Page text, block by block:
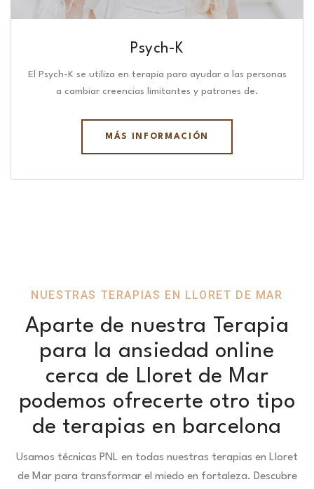
Psych-K
El Psych-K se utiliza en terapia para ayudar a las personas
a cambiar creencias limitantes y patrones de.
MÁS INFORMACIÓN
NUESTRAS TERAPIAS EN LLORET DE MAR
Aparte de nuestra Terapia
para la ansiedad online
cerca de Lloret de Mar
podemos ofrecerte otro tipo
de terapias en barcelona
Usamos técnicas PNL en todas nuestras terapias en Lloret
de Mar para transformar el miedo en fortaleza. Descubre